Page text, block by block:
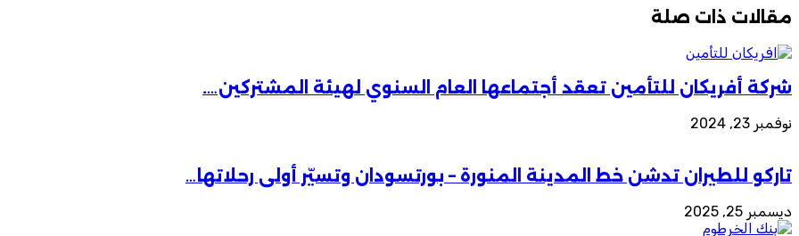
مقالات ذات صلة
شركة أفريكان للتأمين تعقد أجتماعها العام السنوي لهيئة المشتركين….
نوفمبر 23, 2024
تاركو للطيران تدشن خط المدينة المنورة – بورتسودان وتسيّر أولى رحلاتها…
ديسمبر 25, 2025